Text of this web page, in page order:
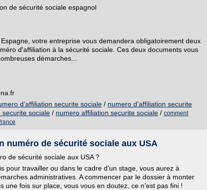
de sécurité sociale espagnol
votre entreprise vous demandera obligatoirement deux
d'affiliation à la sécurité sociale. Ces deux documents vous
démarches...
d'affiliation securite sociale / numero d'affiliation securite
securite sociale / numero affiliation securite sociale / comment
numéro de sécurité sociale aux USA
de sécurité sociale aux USA ?
pour travailler ou dans le cadre d'un stage, vous aurez à
administratives. A commencer par le dossier à monter
une fois sur place, vous vous en doutez, ce n'est pas fini !